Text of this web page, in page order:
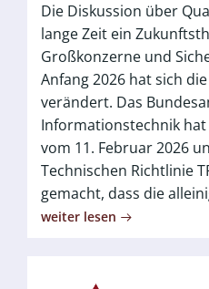
Die Diskussion über
lange Zeit ein
Großkonzerne und
Anfang 2026 hat sich
verändert. Das
Informationstechnik
vom 11. Februar 2026
Technischen Richtlinie
gemacht, dass die
weiter lesen